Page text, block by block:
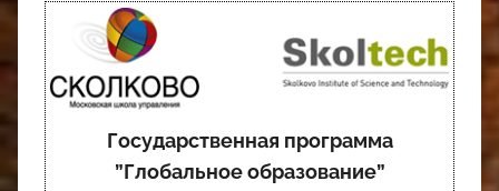
Государственная программа
”Глобальное образование”